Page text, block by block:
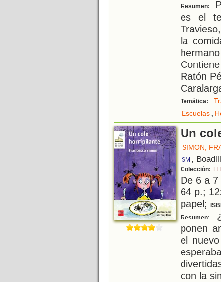
Resumen:
es el
la
Ratón
Temática:
Escuelas,
Un
SIMON,
SM ,
Colección: El
De 6 a
64 p.;
papel;
Resumen:
ponen
el
con la